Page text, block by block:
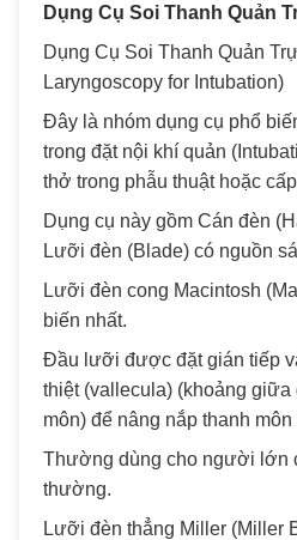
Dụng Cụ Soi Thanh Quản
Dụng Cụ Soi Thanh Quản
Laryngoscopy for Intubation)
Đây là nhóm dụng cụ phổ
trong đặt nội khí quản
thở trong phẫu thuật hoặc
Dụng cụ này gồm Cán đèn
Lưỡi đèn (Blade) có nguồn
Lưỡi đèn cong Macintosh
biến nhất.
Đầu lưỡi được đặt gián tiếp
thiệt (vallecula) (khoảng
môn) để nâng nắp thanh
Thường dùng cho người lớn
thường.
Lưỡi đèn thẳng Miller (Miller